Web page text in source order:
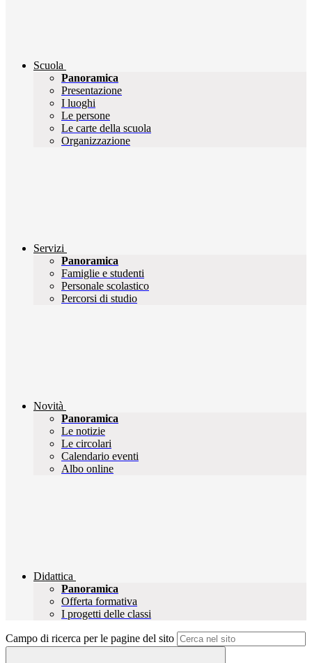
Scuola
Panoramica
Presentazione
I luoghi
Le persone
Le carte della scuola
Organizzazione
Servizi
Panoramica
Famiglie e studenti
Personale scolastico
Percorsi di studio
Novità
Panoramica
Le notizie
Le circolari
Calendario eventi
Albo online
Didattica
Panoramica
Offerta formativa
I progetti delle classi
Campo di ricerca per le pagine del sito